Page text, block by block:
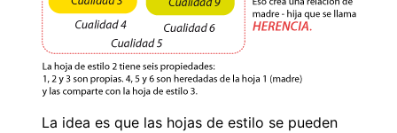
La idea es que las hojas de estilo se pueden